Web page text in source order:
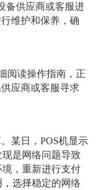
备供应商或客服进
维护和保养，确
阅读操作指南，正
应商或客服寻求
某日，POS机显示
是网络问题导致
，重新进行支付
选择稳定的网络